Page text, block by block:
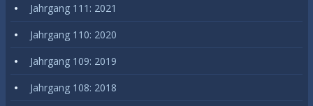
Jahrgang 111: 2021
Jahrgang 110: 2020
Jahrgang 109: 2019
Jahrgang 108: 2018